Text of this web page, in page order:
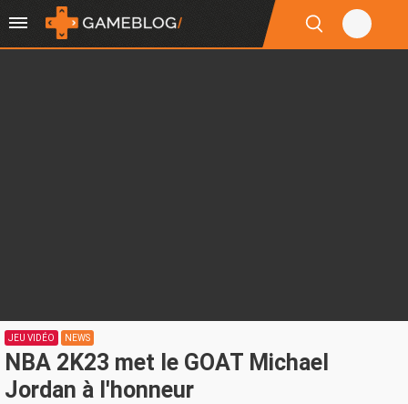
JEU VIDÉO NEWS
NBA 2K23 met le GOAT Michael
Jordan à l'honneur